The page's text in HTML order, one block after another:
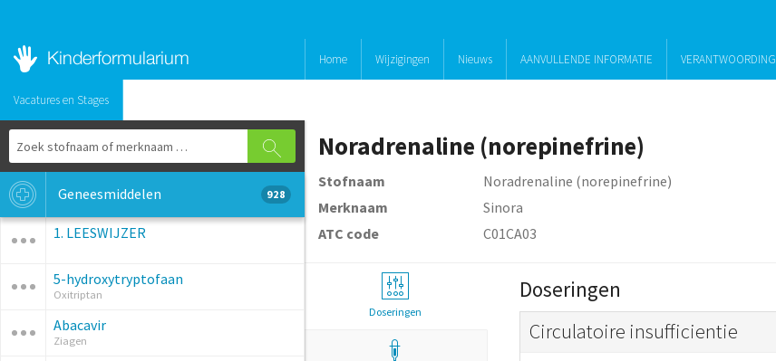
Home Wijzigingen Nieuws AANVULLENDE INFORMATIE VERANTWOORDING
Vacatures en Stages
Geneesmiddelen 928
1. LEESWIJZER
5-hydroxytryptofaan
Oxitriptan
Abacavir
Ziagen
Noradrenaline (norepinefrine)
Stofnaam
Noradrenaline (norepinefrine)
Merknaam
Sinora
ATC code
C01CA03
Doseringen
Doseringen
Circulatoire insufficientie